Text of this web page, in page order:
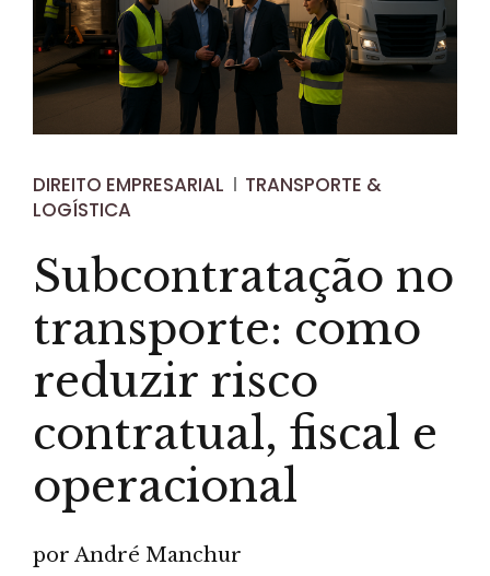
DIREITO EMPRESARIAL
TRANSPORTE &
LOGÍSTICA
Subcontratação no
transporte: como
reduzir risco
contratual, fiscal e
operacional
por André Manchur